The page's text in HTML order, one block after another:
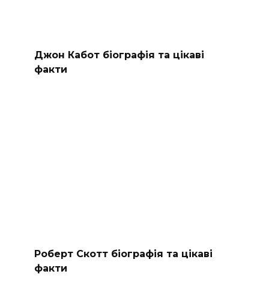
Джон Кабот біографія та цікаві
факти
Роберт Скотт біографія та цікаві
факти